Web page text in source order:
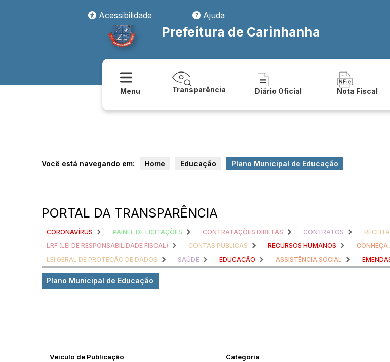
Acessibilidade
Ajuda
Prefeitura de Carinhanha
Menu Transparência Diário Oficial Nota Fiscal
Você está navegando em: Home Educação Plano Municipal de Educação
PORTAL DA TRANSPARÊNCIA
CORONAVÍRUS PAINEL DE LICITAÇÕES CONTRATAÇÕES DIRETAS CONTRATOS
LRF (LEI DE RESPONSABILIDADE FISCAL)
CONTAS PÚBLICAS RECURSOS HUMANOS CONHEÇA
LEI GERAL DE PROTEÇÃO DE DADOS
SAÚDE EDUCAÇÃO ASSISTÊNCIA SOCIAL
Plano Municipal de Educação
Veiculo de Publicação Categoria